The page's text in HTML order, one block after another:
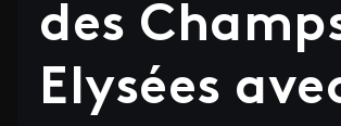
des
Elysées